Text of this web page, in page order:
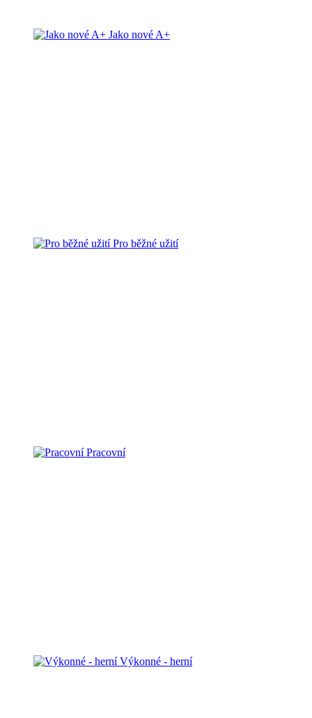
Jako nové A+
Pro běžné užití
Pracovní
Výkonné - herní